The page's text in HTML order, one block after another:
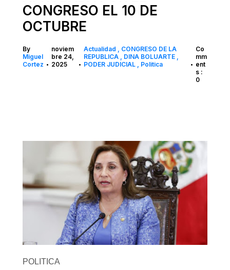
CONGRESO EL 10 DE
OCTUBRE
By
Miguel
Cortez •
noviem
bre 24,
2025
•
Actualidad
CONGRESO DE LA
REPUBLICA
DINA BOLUARTE
PODER JUDICIAL
Politica •
Co
mm
ent
s :
0
POLITICA